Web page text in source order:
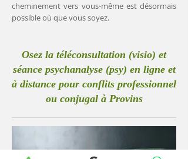
cheminement vers vous-même est désormais
possible où que vous soyez.
Osez la téléconsultation (visio) et
séance psychanalyse (psy) en ligne et
à distance pour conflits professionnel
ou conjugal à Provins